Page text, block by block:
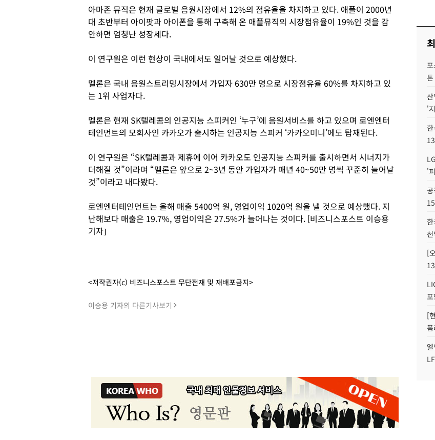
아마존 뮤직은 현재 글로벌 음원시장에서 12%의 점유율을 차지하고 있다. 애플이 2000년
대 초반부터 아이팟과 아이폰을 통해 구축해 온 애플뮤직의 시장점유율이 19%인 것을 감
안하면 엄청난 성장세다.
이 연구원은 이런 현상이 국내에서도 일어날 것으로 예상했다.
멜론은 국내 음원스트리밍시장에서 가입자 630만 명으로 시장점유율 60%를 차지하고 있
는 1위 사업자다.
멜론은 현재 SK텔레콤의 인공지능 스피커인 ‘누구’에 음원서비스를 하고 있으며 로엔엔터
테인먼트의 모회사인 카카오가 출시하는 인공지능 스피커 ‘카카오미니’에도 탑재된다.
이 연구원은 “SK텔레콤과 제휴에 이어 카카오도 인공지능 스피커를 출시하면서 시너지가
더해질 것”이라며 “멜론은 앞으로 2~3년 동안 가입자가 매년 40~50만 명씩 꾸준히 늘어날
것”이라고 내다봤다.
로엔엔터테인먼트는 올해 매출 5400억 원, 영업이익 1020억 원을 낼 것으로 예상했다. 지
난해보다 매출은 19.7%, 영업이익은 27.5%가 늘어나는 것이다. [비즈니스포스트 이승용
기자]
<저작권자(c) 비즈니스포스트 무단전재 및 재배포금지>
이승용 기자의 다른기사보기
'
'
[
[